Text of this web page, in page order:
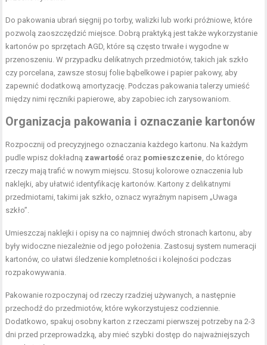
Do pakowania ubrań sięgnij po torby, walizki lub worki próżniowe, które
pozwolą zaoszczędzić miejsce. Dobrą praktyką jest także wykorzystanie
kartonów po sprzętach AGD, które są często trwałe i wygodne w
przenoszeniu. W przypadku delikatnych przedmiotów, takich jak szkło
czy porcelana, zawsze stosuj folie bąbelkowe i papier pakowy, aby
zapewnić dodatkową amortyzację. Podczas pakowania talerzy umieść
między nimi ręczniki papierowe, aby zapobiec ich zarysowaniom.
Organizacja pakowania i oznaczanie kartonów
Rozpocznij od precyzyjnego oznaczania każdego kartonu. Na każdym
pudle wpisz dokładną zawartość oraz pomieszczenie, do którego
rzeczy mają trafić w nowym miejscu. Stosuj kolorowe oznaczenia lub
naklejki, aby ułatwić identyfikację kartonów. Kartony z delikatnymi
przedmiotami, takimi jak szkło, oznacz wyraźnym napisem „Uwaga
szkło”.
Umieszczaj naklejki i opisy na co najmniej dwóch stronach kartonu, aby
były widoczne niezależnie od jego położenia. Zastosuj system numeracji
kartonów, co ułatwi śledzenie kompletności i kolejności podczas
rozpakowywania.
Pakowanie rozpoczynaj od rzeczy rzadziej używanych, a następnie
przechodź do przedmiotów, które wykorzystujesz codziennie.
Dodatkowo, spakuj osobny karton z rzeczami pierwszej potrzeby na 2-3
dni przed przeprowadzką, aby mieć szybki dostęp do najważniejszych